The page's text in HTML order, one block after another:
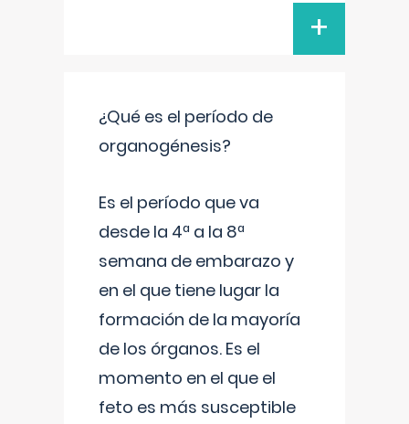
+
¿Qué es el período de
organogénesis?
Es el período que va
desde la 4ª a la 8ª
semana de embarazo y
en el que tiene lugar la
formación de la mayoría
de los órganos. Es el
momento en el que el
feto es más susceptible